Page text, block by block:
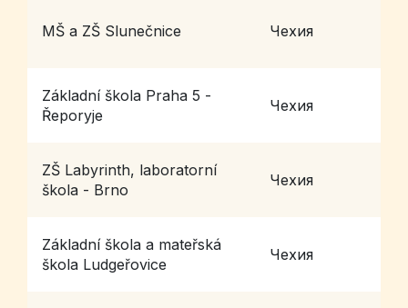
MŠ a ZŠ Slunečnice Чехия
Základní škola Praha 5 -
Řeporyje
Чехия
ZŠ Labyrinth, laboratorní
škola - Brno
Чехия
Základní škola a mateřská
škola Ludgeřovice
Чехия